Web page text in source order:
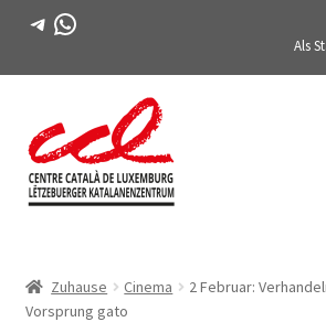
Telegramm
WhatsApp
Als
zur
Navigation
Inhalt
springen
AKTIVITÄTEN
Zuhause Cinema
2 Februar:
Vorsprung gato